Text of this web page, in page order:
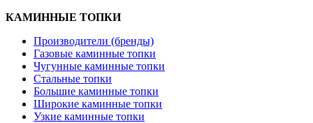
КАМИННЫЕ ТОПКИ
Производители (бренды)
Газовые каминные топки
Чугунные каминные топки
Стальные топки
Большие каминные топки
Широкие каминные топки
Узкие каминные топки